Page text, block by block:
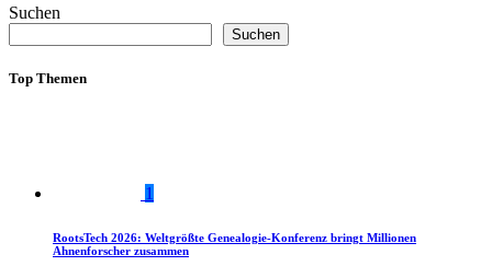
Suchen
Suchen
Top Themen
1
RootsTech 2026: Weltgrößte Genealogie-Konferenz bringt Millionen
Ahnenforscher zusammen